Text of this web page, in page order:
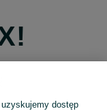
dostęp